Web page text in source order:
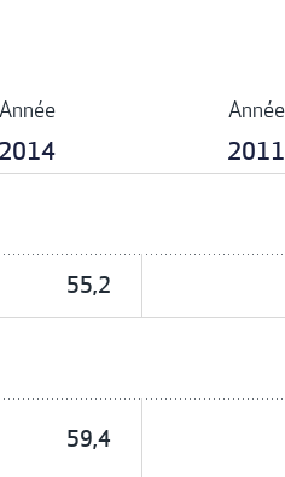
Année
2014
Année
2011
55,2
59,4